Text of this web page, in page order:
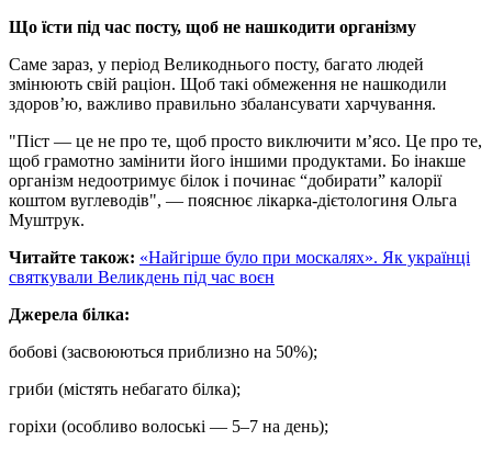
Що їсти під час посту, щоб не нашкодити організму
Саме зараз, у період Великоднього посту, багато людей
змінюють свій раціон. Щоб такі обмеження не нашкодили
здоров’ю, важливо правильно збалансувати харчування.
"Піст — це не про те, щоб просто виключити м’ясо. Це про те,
щоб грамотно замінити його іншими продуктами. Бо інакше
організм недоотримує білок і починає “добирати” калорії
коштом вуглеводів", — пояснює лікарка-дієтологиня Ольга
Муштрук.
Читайте також: «Найгірше було при москалях». Як українці
святкували Великдень під час воєн
Джерела білка:
бобові (засвоюються приблизно на 50%);
гриби (містять небагато білка);
горіхи (особливо волоські — 5–7 на день);